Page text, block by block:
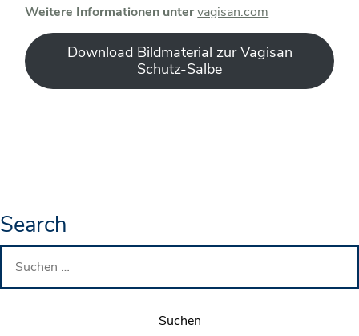
Weitere Informationen untervagisan.com
Download Bildmaterial zur Vagisan
Schutz-Salbe
Search
Suchen